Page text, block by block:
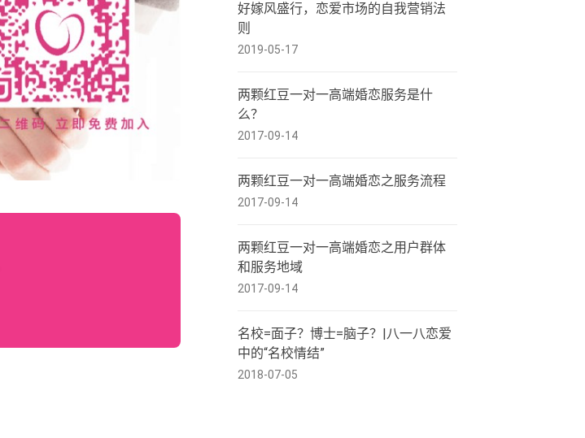
好嫁风盛行，恋爱市场的自我营销法
则
2019-05-17
两颗红豆一对一高端婚恋服务是什
么？
2017-09-14
两颗红豆一对一高端婚恋之服务流程
2017-09-14
两颗红豆一对一高端婚恋之用户群体
和服务地域
2017-09-14
名校=面子？博士=脑子？|八一八恋爱
中的“名校情结”
2018-07-05